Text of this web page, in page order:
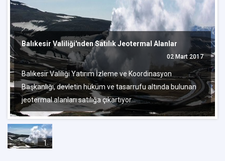
Balıkesir Valiliği'nden Satılık Jeotermal Alanlar
02 Mart 2017
Balıkesir Valiliği Yatırım İzleme ve Koordinasyon
Başkanlığı, devletin hüküm ve tasarrufu altında bulunan
jeotermal alanları satılığa çıkartıyor...
1